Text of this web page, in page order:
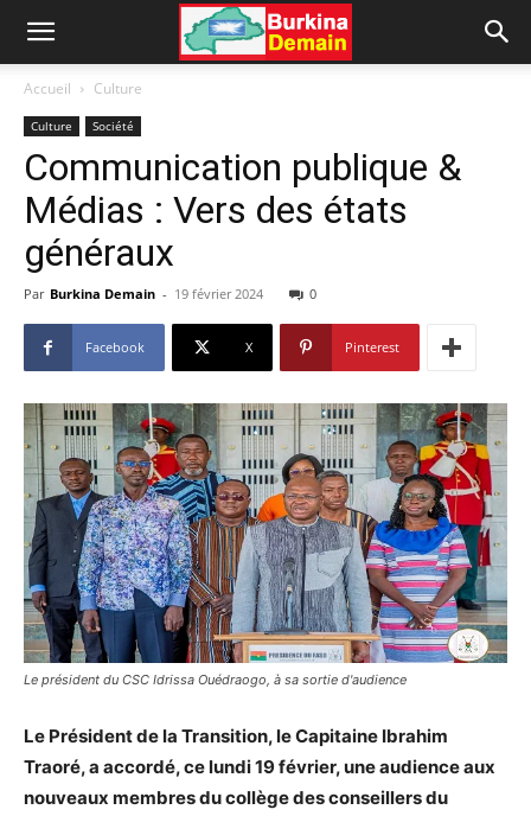
Accueil Culture
Culture Société
Communication publique &
Médias : Vers des états
généraux
Par Burkina Demain - 19 février 2024 0
Facebook X Pinterest
Le président du CSC Idrissa Ouédraogo, à sa sortie d'audience
Le Président de la Transition, le Capitaine Ibrahim
Traoré, a accordé, ce lundi 19 février, une audience aux
nouveaux membres du collège des conseillers du